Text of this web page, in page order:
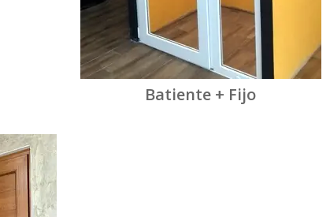
Batiente + Fijo